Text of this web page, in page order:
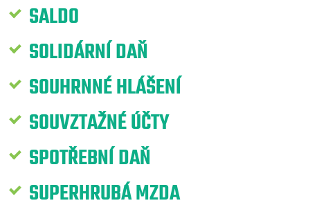
SALDO
SOLIDÁRNÍ DAŇ
SOUHRNNÉ HLÁŠENÍ
SOUVZTAŽNÉ ÚČTY
SPOTŘEBNÍ DAŇ
SUPERHRUBÁ MZDA